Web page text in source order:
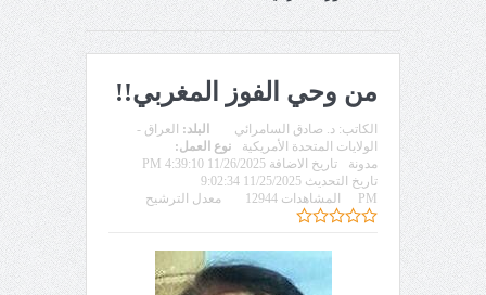
من وحي الفوز المغربي!!
الكاتب: د. صادق السامرائي البلد: العراق -
الولايات المتحدة الأمريكية
نوع العمل:
مدونة
تاريخ الاضافة 11/26/2025 4:39:10 PM
تاريخ التحديث 11/25/2025 9:02:34
PM
المشاهدات 12944 معدل الترشيح